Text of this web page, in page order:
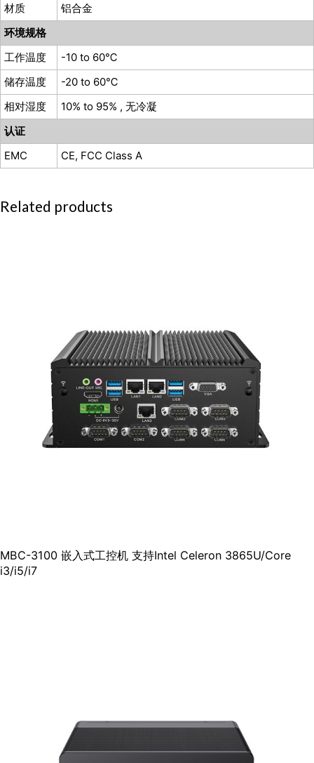
材质
铝合金
环境规格
工作温度
-10 to 60℃
储存温度
-20 to 60℃
相对湿度
10% to 95% , 无冷凝
认证
EMC
CE, FCC Class A
Related products
MBC-3100 嵌入式工控机 支持Intel Celeron 3865U/Core
i3/i5/i7